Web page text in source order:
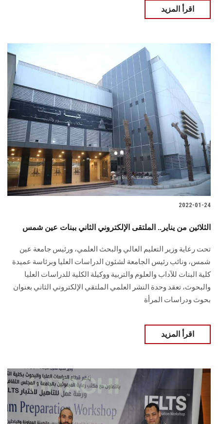
اقرأ المزيد
2022-01-24
الثلاثين من يناير.. الملتقى الإلكتروني الثاني ببنات عين شمس
تحت رعاية وزير التعليم العالي والبحث العلمي، ورئيس جامعة عين
شمس، ونائب رئيس الجامعة لشئون الدراسات العليا وبرئاسة عميدة
كلية البنات للآداب والعلوم والتربية ووكيلة الكلية للدراسات العليا
والبحوث، تعقد وحدة النشر العلمي الملتقي الإلكتروني الثاني بعنوان
بحوث ودراسات المرأة
اقرأ المزيد